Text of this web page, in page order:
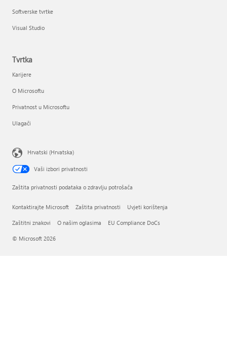
Softverske tvrtke
Visual Studio
Tvrtka
Karijere
O Microsoftu
Privatnost u Microsoftu
Ulagači
Hrvatski (Hrvatska)
Vaši izbori privatnosti
Zaštita privatnosti podataka o zdravlju potrošača
Kontaktirajte Microsoft Zaštita privatnosti Uvjeti korištenja
Zaštitni znakovi O našim oglasima EU Compliance DoCs
© Microsoft 2026